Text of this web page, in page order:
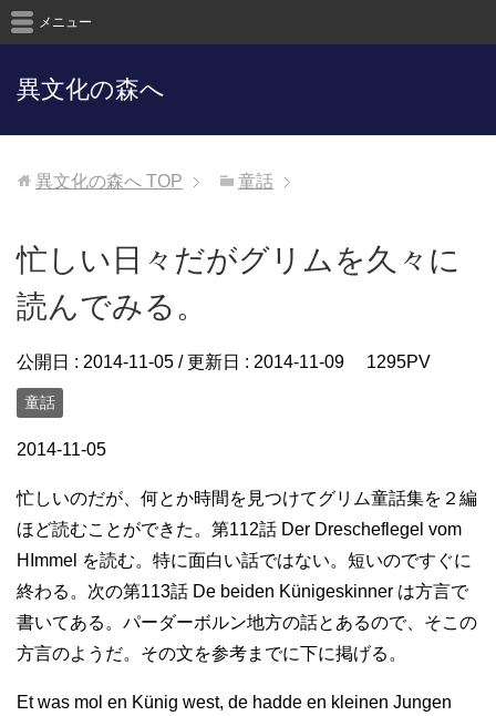
異文化の森へ
メニュー
異文化の森へ TOP 童話
忙しい日々だがグリムを久々に
読んでみる。
公開日 : 2014-11-05 / 更新日 : 2014-11-09 1295PV
童話
2014-11-05
忙しいのだが、何とか時間を見つけてグリム童話集を２編
ほど読むことができた。第112話 Der Drescheflegel vom
HImmel を読む。特に面白い話ではない。短いのですぐに
終わる。次の第113話 De beiden Künigeskinner は方言で
書いてある。パーダーボルン地方の話とあるので、そこの
方言のようだ。その文を参考までに下に掲げる。
Et was mol en Künig west, de hadde en kleinen Jungen